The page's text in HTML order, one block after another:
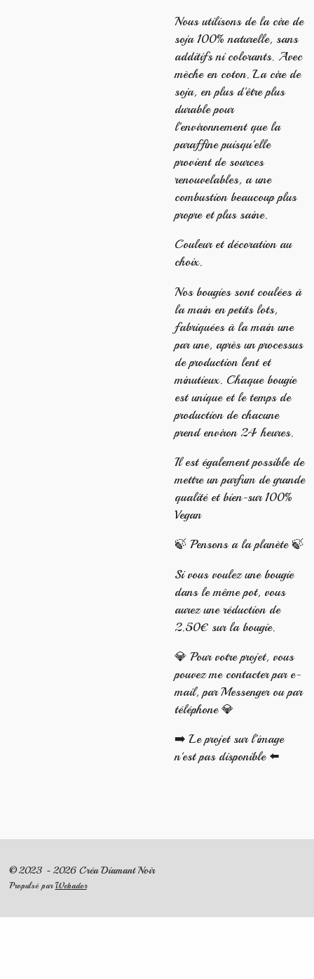
Nous utilisons de la cire de
soja 100% naturelle, sans
additifs ni colorants. Avec
mèche en coton. La cire de
soja, en plus d'être plus
durable pour
l'environnement que la
paraffine puisqu'elle
provient de sources
renouvelables, a une
combustion beaucoup plus
propre et plus saine.
Couleur et décoration au
choix.
Nos bougies sont coulées à
la main en petits lots,
fabriquées à la main une
par une, après un processus
de production lent et
minutieux. Chaque bougie
est unique et le temps de
production de chacune
prend environ 24 heures.
Il est également possible de
mettre un parfum de grande
qualité et bien-sur 100%
Vegan
🍃​ Pensons a la planète 🍃​
Si vous voulez une bougie
dans le même pot, vous
aurez une réduction de
2.50€ sur la bougie.
💎 Pour votre projet, vous
pouvez me contacter par e-
mail, par Messenger ou par
téléphone 💎
➡️ Le projet sur l'image
n'est pas disponible ⬅️ ​​
© 2023 - 2026 Créa Diamant Noir
Propulsé par Webador